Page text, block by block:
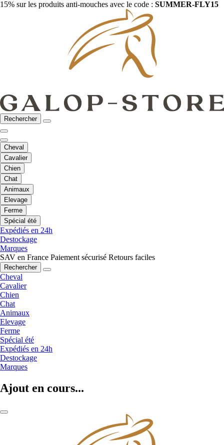
15% sur les produits anti-mouches avec le code : SUMMER-FLY15
Rechercher
Cheval
Cavalier
Chien
Chat
Animaux
Elevage
Ferme
Spécial été
Expédiés en 24h
Destockage
Marques
SAV en France Paiement sécurisé Retours faciles
Rechercher
Cheval
Cavalier
Chien
Chat
Animaux
Elevage
Ferme
Spécial été
Expédiés en 24h
Destockage
Marques
Ajout en cours...